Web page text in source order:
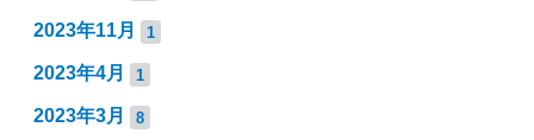
2023年11月 1
2023年4月 1
2023年3月 8